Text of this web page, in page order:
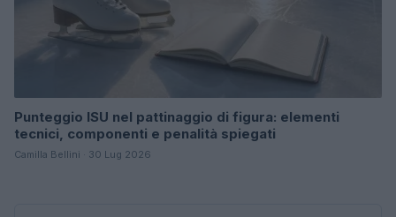
Punteggio ISU nel pattinaggio di figura: elementi
tecnici, componenti e penalità spiegati
Camilla Bellini · 30 Lug 2026